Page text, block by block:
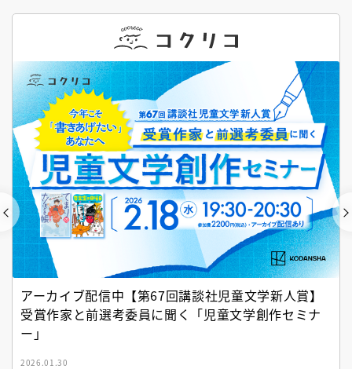
アーカイブ配信中【第67回講談社児童文学新人賞】
受賞作家と前選考委員に聞く「児童文学創作セミナ
ー」
2026.01.30